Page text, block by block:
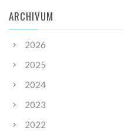
ARCHIVUM
2026
2025
2024
2023
2022